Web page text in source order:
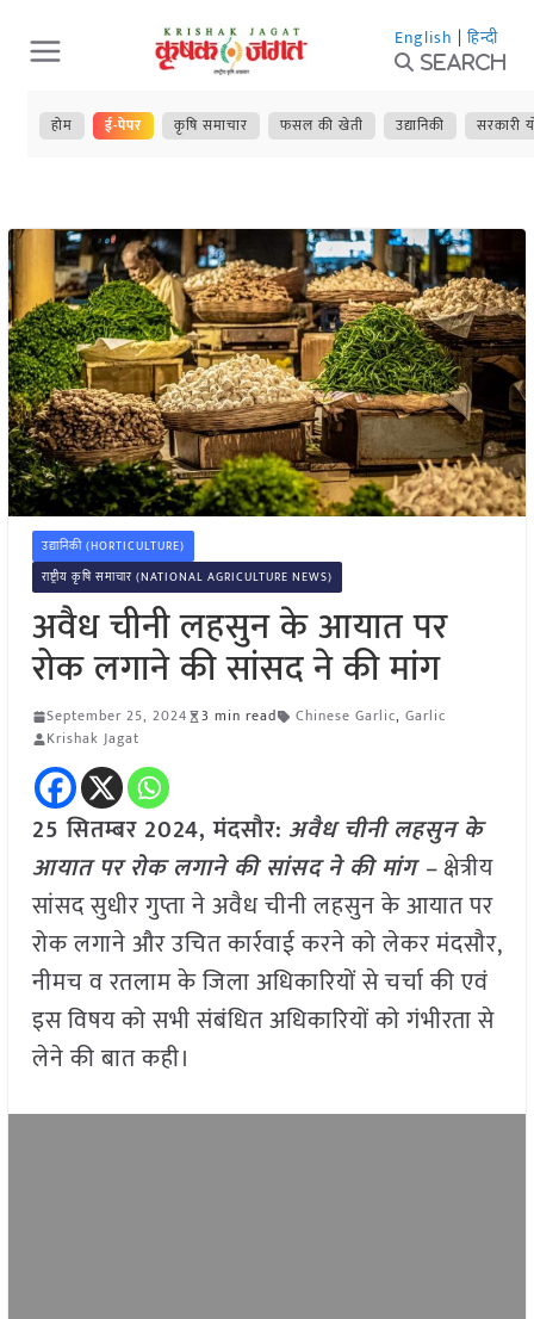
Skip
to
content
English | हिन्दी
Search
होम ई-पेपर कृषि समाचार फसल की खेती उद्यानिकी सरकारी
उद्यानिकी (HORTICULTURE)
राष्ट्रीय कृषि समाचार (NATIONAL AGRICULTURE NEWS)
अवैध चीनी लहसुन के आयात पर
रोक लगाने की सांसद ने की मांग
September 25, 2024 3 min read Chinese Garlic, Garlic
Krishak Jagat
25 सितम्बर 2024, मंदसौर: अवैध चीनी लहसुन के
आयात पर रोक लगाने की सांसद ने की मांग –क्षेत्रीय
सांसद सुधीर गुप्ता ने अवैध चीनी लहसुन के आयात पर
रोक लगाने और उचित कार्रवाई करने को लेकर मंदसौर,
नीमच व रतलाम के जिला अधिकारियों से चर्चा की एवं
इस विषय को सभी संबंधित अधिकारियों को गंभीरता से
लेने की बात कही।